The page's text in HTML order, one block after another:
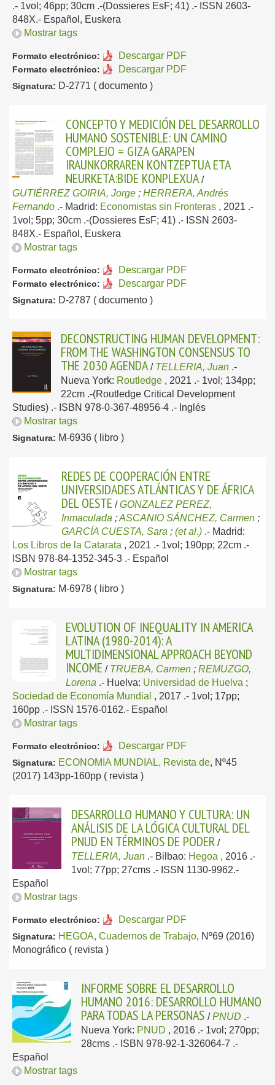
.- 1vol; 46pp; 30cm .-(Dossieres EsF; 41) .- ISSN 2603-
848X.- Español, Euskera
Mostrar tags
Formato electrónico: Descargar PDF
Formato electrónico: Descargar PDF
Signatura: D-2771 ( documento )
CONCEPTO Y MEDICIÓN DEL DESARROLLO
HUMANO SOSTENIBLE: UN CAMINO
COMPLEJO = GIZA GARAPEN
IRAUNKORRAREN KONTZEPTUA ETA
NEURKETA:BIDE KONPLEXUA /
GUTIÉRREZ GOIRIA, Jorge ; HERRERA, Andrés
Fernando .- Madrid: Economistas sin Fronteras , 2021 .-
1vol; 5pp; 30cm .-(Dossieres EsF; 41) .- ISSN 2603-
848X.- Español, Euskera
Mostrar tags
Formato electrónico: Descargar PDF
Formato electrónico: Descargar PDF
Signatura: D-2787 ( documento )
DECONSTRUCTING HUMAN DEVELOPMENT:
FROM THE WASHINGTON CONSENSUS TO
THE 2030 AGENDA / TELLERIA, Juan .-
Nueva York: Routledge , 2021 .- 1vol; 134pp;
22cm .-(Routledge Critical Development
Studies) .- ISBN 978-0-367-48956-4 .- Inglés
Mostrar tags
Signatura: M-6936 ( libro )
REDES DE COOPERACIÓN ENTRE
UNIVERSIDADES ATLÁNTICAS Y DE ÁFRICA
DEL OESTE /GONZALEZ PEREZ,
Inmaculada ;ASCANIO SÁNCHEZ, Carmen ;
GARCÍA CUESTA, Sara ; (et al.) .- Madrid:
Los Libros de la Catarata , 2021 .- 1vol; 190pp; 22cm .-
ISBN 978-84-1352-345-3 .- Español
Mostrar tags
Signatura: M-6978 ( libro )
EVOLUTION OF INEQUALITY IN AMERICA
LATINA (1980-2014): A
MULTIDIMENSIONAL APPROACH BEYOND
INCOME / TRUEBA, Carmen ; REMUZGO,
Lorena .- Huelva: Universidad de Huelva ;
Sociedad de Economía Mundial , 2017 .- 1vol; 17pp;
160pp .- ISSN 1576-0162.- Español
Mostrar tags
Formato electrónico: Descargar PDF
Signatura: ECONOMIA MUNDIAL, Revista de, Nº45
(2017) 143pp-160pp ( revista )
DESARROLLO HUMANO Y CULTURA: UN
ANÁLISIS DE LA LÓGICA CULTURAL DEL
PNUD EN TÉRMINOS DE PODER /
TELLERIA, Juan .- Bilbao: Hegoa , 2016 .-
1vol; 77pp; 27cms .- ISSN 1130-9962.-
Español
Mostrar tags
Formato electrónico: Descargar PDF
Signatura: HEGOA, Cuadernos de Trabajo, Nº69 (2016)
Monográfico ( revista )
INFORME SOBRE EL DESARROLLO
HUMANO 2016: DESARROLLO HUMANO
PARA TODAS LA PERSONAS /PNUD .-
Nueva York: PNUD , 2016 .- 1vol; 270pp;
28cms .- ISBN 978-92-1-326064-7 .-
Español
Mostrar tags